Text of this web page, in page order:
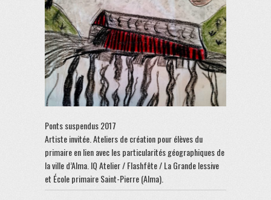
Ponts suspendus 2017
Artiste invitée. Ateliers de création pour élèves du
primaire en lien avec les particularités géographiques de
la ville d’Alma. IQ Atelier / Flashfête / La Grande lessive
et École primaire Saint-Pierre (Alma).